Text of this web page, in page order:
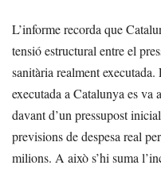
L’informe recorda que
tensió estructural entre el
sanitària realment
executada a Catalunya es va
davant d’un pressupost
previsions de despesa real
milions. A això s’hi suma